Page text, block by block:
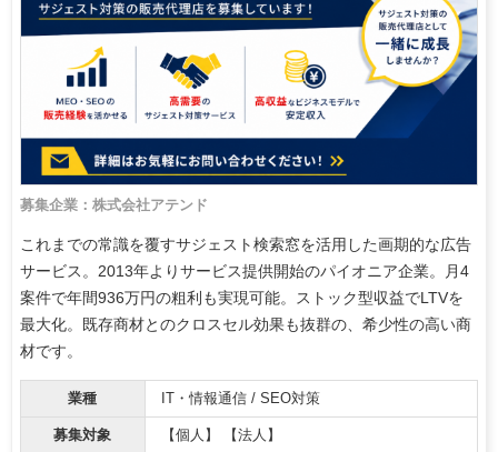
募集企業：株式会社アテンド
これまでの常識を覆すサジェスト検索窓を活用した画期的な広告
サービス。2013年よりサービス提供開始のパイオニア企業。月4
案件で年間936万円の粗利も実現可能。ストック型収益でLTVを
最大化。既存商材とのクロスセル効果も抜群の、希少性の高い商
材です。
業種 IT・情報通信 / SEO対策
募集対象 【個人】 【法人】